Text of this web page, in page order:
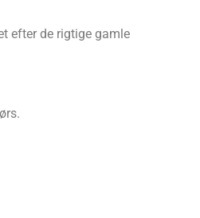
efter de rigtige gamle